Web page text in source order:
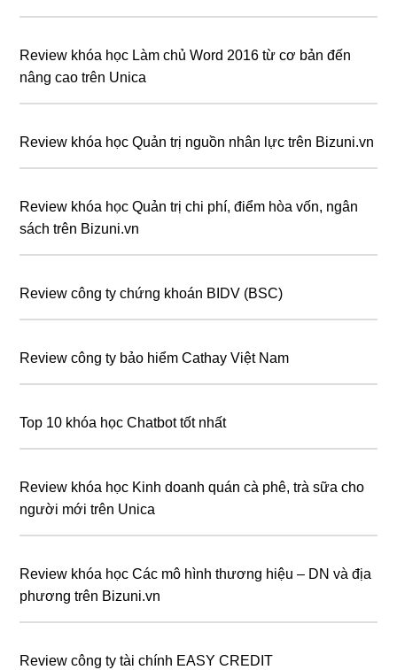
Review khóa học Làm chủ Word 2016 từ cơ bản đến
nâng cao trên Unica
Review khóa học Quản trị nguồn nhân lực trên Bizuni.vn
Review khóa học Quản trị chi phí, điểm hòa vốn, ngân
sách trên Bizuni.vn
Review công ty chứng khoán BIDV (BSC)
Review công ty bảo hiểm Cathay Việt Nam
Top 10 khóa học Chatbot tốt nhất
Review khóa học Kinh doanh quán cà phê, trà sữa cho
người mới trên Unica
Review khóa học Các mô hình thương hiệu – DN và địa
phương trên Bizuni.vn
Review công ty tài chính EASY CREDIT